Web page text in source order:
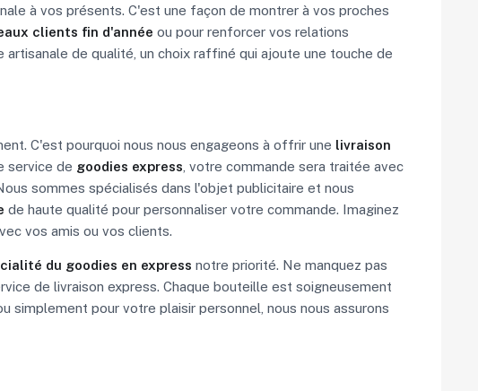
à vos présents. C'est une façon de montrer à vos proches
clients fin d'année ou pour renforcer vos relations
de qualité, un choix raffiné qui ajoute une touche de
C'est pourquoi nous nous engageons à offrir une livraison
service de goodies express, votre commande sera traitée avec
sommes spécialisés dans l'objet publicitaire et nous
de haute qualité pour personnaliser votre commande. Imaginez
vos amis ou vos clients.
du goodies en express notre priorité. Ne manquez pas
de livraison express. Chaque bouteille est soigneusement
simplement pour votre plaisir personnel, nous nous assurons